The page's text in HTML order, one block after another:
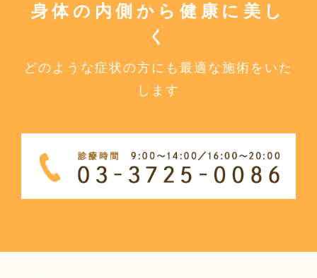
身体の内側から健康に美し
く
どのような症状の方にも最適な施術をいた
します